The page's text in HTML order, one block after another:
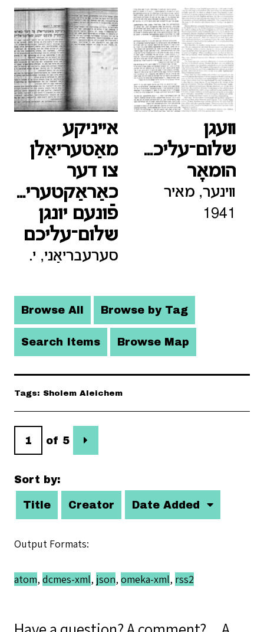
אײניקע
מאַטעריאַלן
צו דער
פֿונעם יונגן
שלום־עליכם
סערעבריאַני, י.
װעגן
שלום־עליכמס
הומאָר
װינער, מאיר
1941
Browse All Browse by Tag
Search Items Browse Map
Tags: Sholem Aleichem
of 5
Sort by:
Title Creator Date Added
Output Formats
atom, dcmes-xml, json, omeka-xml, rss2